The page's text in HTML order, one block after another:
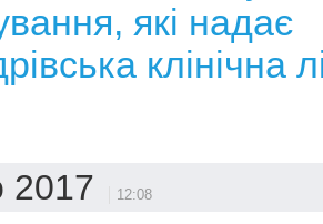
які надає
клінічна
2017 12:08